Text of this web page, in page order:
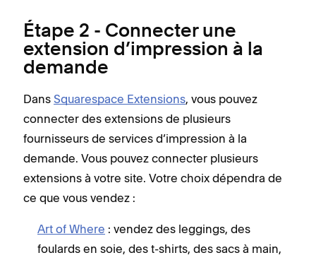
Étape 2 - Connecter une
extension d’impression à la
demande
Dans Squarespace Extensions, vous pouvez
connecter des extensions de plusieurs
fournisseurs de services d’impression à la
demande. Vous pouvez connecter plusieurs
extensions à votre site. Votre choix dépendra de
ce que vous vendez :
Art of Where : vendez des leggings, des
foulards en soie, des t-shirts, des sacs à main,